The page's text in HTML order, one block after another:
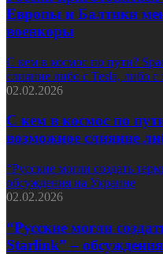
Европы и Балтики
военкоры
С кем в космос по пути?
слияние либо с Tesla, либо
02.02.2026
С кем в космос по
возможное слияние
“Русские могли создать
обсуждения на Украине
02.02.2026
“Русские могли
Starlink” –